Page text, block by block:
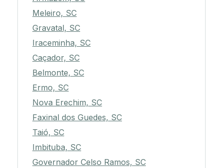
Meleiro, SC
Gravatal, SC
Iraceminha, SC
Caçador, SC
Belmonte, SC
Ermo, SC
Nova Erechim, SC
Faxinal dos Guedes, SC
Taió, SC
Imbituba, SC
Governador Celso Ramos, SC